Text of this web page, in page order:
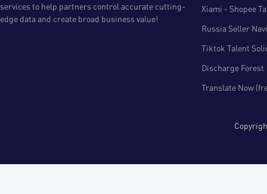
services to help partners control accurate cutting-
edge data and create broad business value!
Xiami - Shopee
Russia Seller
Tiktok Talent
Discharge Forest
Translate Now